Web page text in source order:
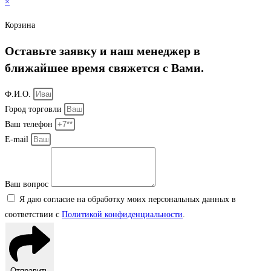
Корзина
Оставьте заявку и наш менеджер в
ближайшее время свяжется с Вами.
Ф.И.О.
Город торговли
Ваш телефон
E-mail
Ваш вопрос
Я даю согласие на обработку моих персональных данных в
соответствии с Политикой конфиденциальности